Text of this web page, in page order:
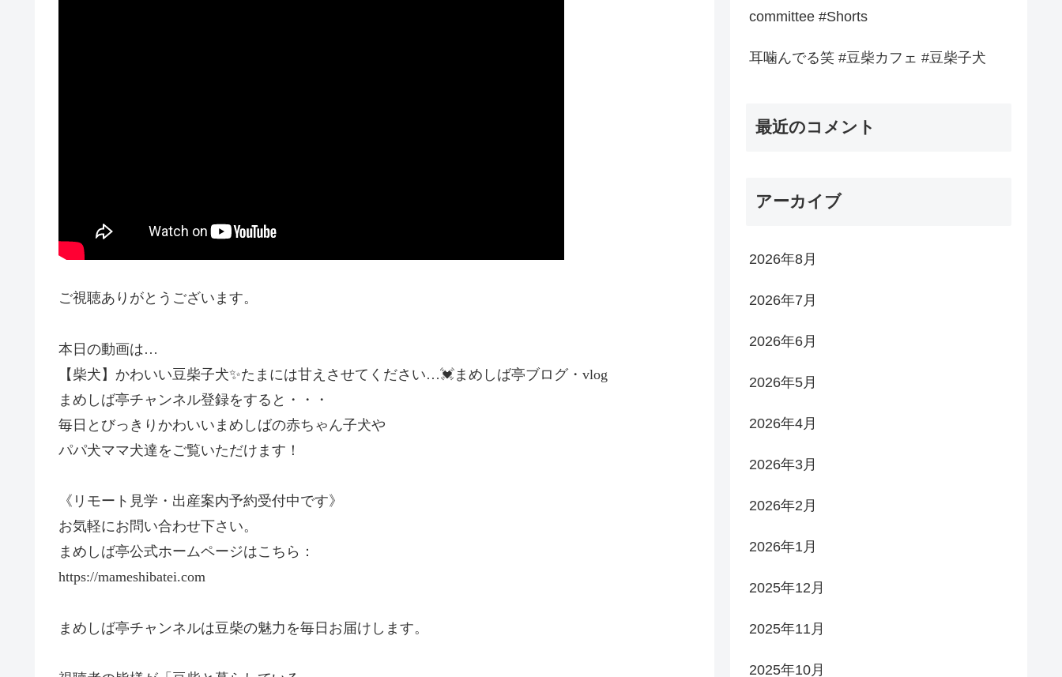
ご視聴ありがとうございます。
本日の動画は…
【柴犬】かわいい豆柴子犬✨たまには甘えさせてください…💓まめしば亭ブログ・vlog
まめしば亭チャンネル登録をすると・・・
毎日とびっきりかわいいまめしばの赤ちゃん子犬や
パパ犬ママ犬達をご覧いただけます！
《リモート見学・出産案内予約受付中です》
お気軽にお問い合わせ下さい。
まめしば亭公式ホームページはこちら：
https://mameshibatei.com
まめしば亭チャンネルは豆柴の魅力を毎日お届けします。
committee #Shorts
耳噛んでる笑 #豆柴カフェ #豆柴子犬
最近のコメント
アーカイブ
2026年8月
2026年7月
2026年6月
2026年5月
2026年4月
2026年3月
2026年2月
2026年1月
2025年12月
2025年11月
2025年10月